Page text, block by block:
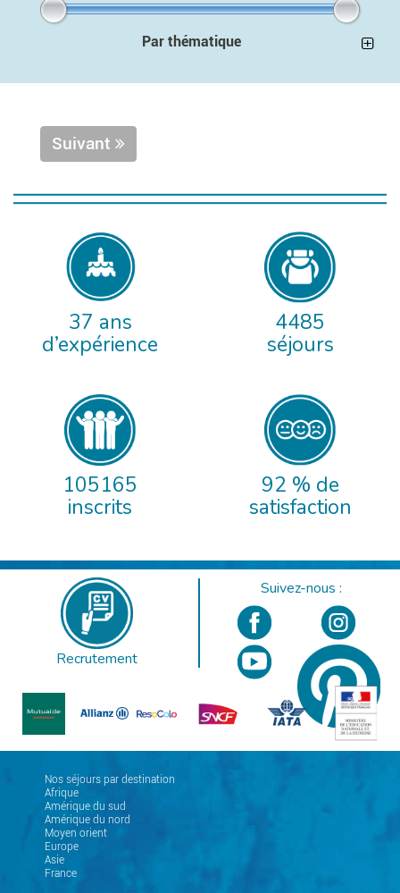
Par thématique
Suivant
37 ans
d’expérience
4485
séjours
105165
inscrits
92 % de
satisfaction
Recrutement
Suivez-nous :
Nos séjours par destination
Afrique
Amérique du sud
Amérique du nord
Moyen orient
Europe
Asie
France